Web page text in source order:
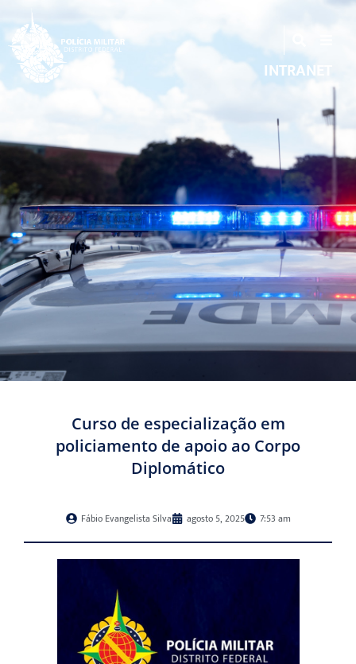
INTRANET
Curso de especialização em
policiamento de apoio ao Corpo
Diplomático
Fábio Evangelista Silva agosto 5, 2025 7:53 am